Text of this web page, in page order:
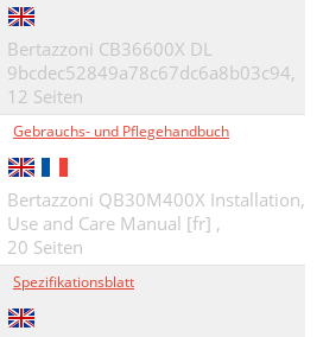
Bertazzoni CB36600X DL
9bcdec52849a78c67dc6a8b03c94,
12 Seiten
Gebrauchs- und Pflegehandbuch
Bertazzoni QB30M400X Installation,
Use and Care Manual [fr] ,
20 Seiten
Spezifikationsblatt